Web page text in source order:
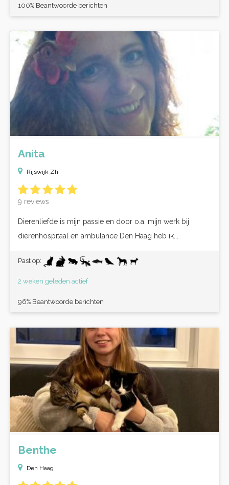
100% Beantwoorde berichten
Anita
Rijswijk Zh
9 reviews
Dierenliefde is mijn passie en door o.a. mijn werk bij
dierenhospitaal en ambulance Den Haag heb ik...
Past op:
2 weken geleden actief
96% Beantwoorde berichten
Benthe
Den Haag